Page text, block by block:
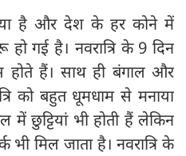
है और देश के हर कोने में
हो गई है। नवरात्रि के 9 दिन
होते हैं। साथ ही बंगाल और
को बहुत धूमधाम से मनाया
छुट्टियां भी होती हैं लेकिन
भी मिल जाता है। नवरात्रि के